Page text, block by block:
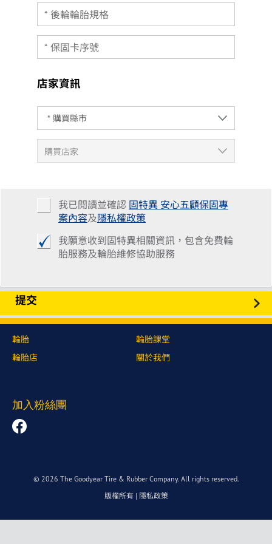
店家資訊
我已閱讀並確認 固特異 安心五顧保固專
案內容及隱私權政策
我願意收到固特異相關資訊，包含免費輪
胎服務及輪胎維修協助服務
輪胎
輪胎店
輪胎課堂
關於我們
加入粉絲團
© 2026 The Goodyear Tire & Rubber Company. All rights reserved.
版權所有| 隱私政策